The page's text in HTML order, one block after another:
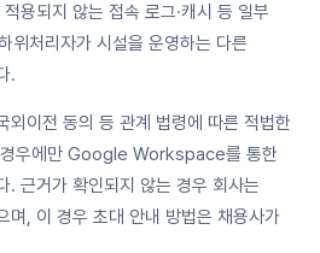
용되지 않는 접속 로그·캐시 등 일부
처리자가 시설을 운영하는 다른
.
외이전 동의 등 관계 법령에 따른 적법한
경우에만 Google Workspace를 통한
. 근거가 확인되지 않는 경우 회사는
며, 이 경우 초대 안내 방법은 채용사가